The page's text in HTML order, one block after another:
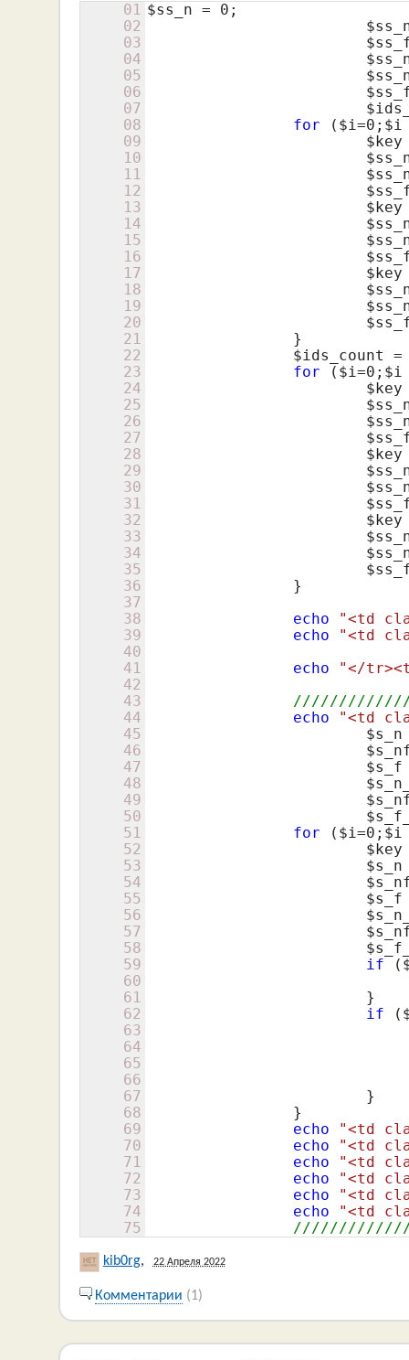
01
02
03
04
05
06
07
08
09
10
11
12
13
14
15
16
17
18
19
20
21
22
23
24
25
26
27
28
29
30
31
32
33
34
35
36
37
38
39
40
41
42
43
44
45
46
47
48
49
50
51
52
53
54
55
56
57
58
59
60
61
62
63
64
65
66
67
68
69
70
71
72
73
74
75
$ss_n = 0 ;
for ( $i=0 ; $i
$key
$key
$key
$ids_count
=
for ( $i=0 ; $i
$key
$key
$key
echo
"<td
echo
"<td
echo
"</
echo
"<td
$s_n
$s_f
for ( $i=0 ; $i
$key
$s_n
$s_f
if (
if (
echo
"<td
echo
"<td
echo
"<td
echo
"<td
echo
"<td
echo
"<td
kib0rg, 22 Апреля 2022
Комментарии (1)